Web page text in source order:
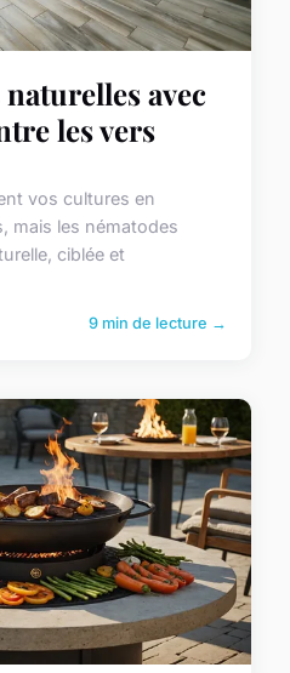
avec
les vers
vos cultures en
mais les nématodes
ciblée et
9 min de lecture →